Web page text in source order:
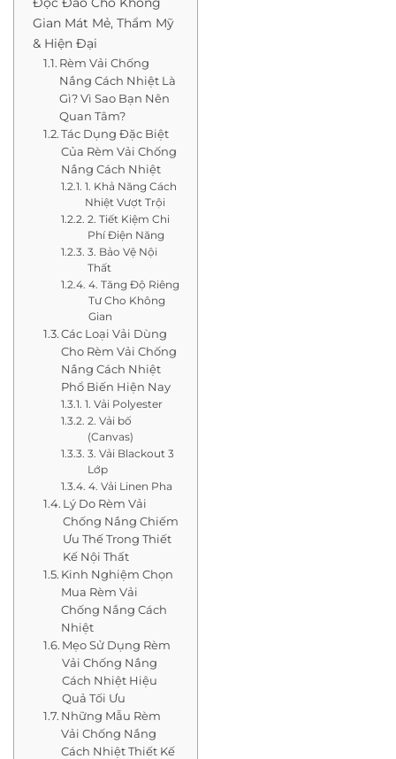
Gian Mát Mẻ, Thẩm Mỹ
& Hiện Đại
Rèm Vải Chống
Nắng Cách Nhiệt Là
Gì? Vì Sao Bạn Nên
Quan Tâm?
Tác Dụng Đặc Biệt
Của Rèm Vải Chống
Nắng Cách Nhiệt
1. Khả Năng Cách
Nhiệt Vượt Trội
2. Tiết Kiệm Chi
Phí Điện Năng
3. Bảo Vệ Nội
Thất
4. Tăng Độ Riêng
Tư Cho Không
Gian
Các Loại Vải Dùng
Cho Rèm Vải Chống
Nắng Cách Nhiệt
Phổ Biến Hiện Nay
1. Vải Polyester
2. Vải bố
(Canvas)
3. Vải Blackout 3
Lớp
4. Vải Linen Pha
Lý Do Rèm Vải
Chống Nắng Chiếm
Ưu Thế Trong Thiết
Kế Nội Thất
Kinh Nghiệm Chọn
Mua Rèm Vải
Chống Nắng Cách
Nhiệt
Mẹo Sử Dụng Rèm
Vải Chống Nắng
Cách Nhiệt Hiệu
Quả Tối Ưu
Những Mẫu Rèm
Vải Chống Nắng
Cách Nhiệt Thiết Kế